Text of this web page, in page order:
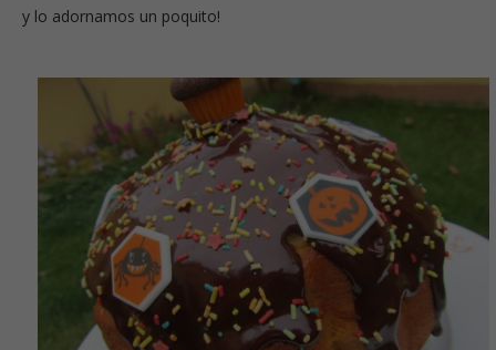
y lo adornamos un poquito!